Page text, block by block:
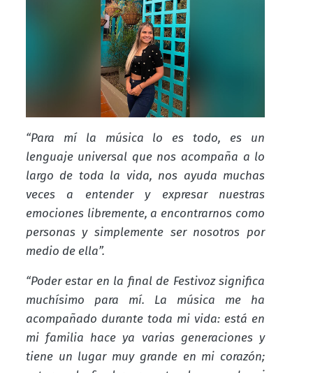
“Para mí la música lo es todo, es un
lenguaje universal que nos acompaña a lo
largo de toda la vida, nos ayuda muchas
veces a entender y expresar nuestras
emociones libremente, a encontrarnos como
personas y simplemente ser nosotros por
medio de ella”.
“Poder estar en la final de Festivoz significa
muchísimo para mí. La música me ha
acompañado durante toda mi vida: está en
mi familia hace ya varias generaciones y
tiene un lugar muy grande en mi corazón;